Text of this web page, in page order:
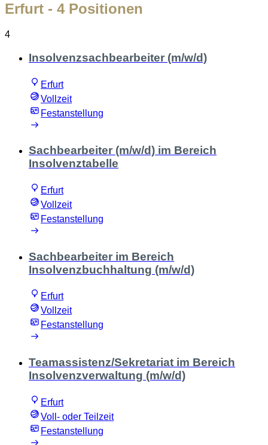
Erfurt - 4 Positionen
4
Insolvenzsachbearbeiter (m/w/d)
Erfurt
Vollzeit
Festanstellung
Sachbearbeiter (m/w/d) im Bereich
Insolvenztabelle
Erfurt
Vollzeit
Festanstellung
Sachbearbeiter im Bereich
Insolvenzbuchhaltung (m/w/d)
Erfurt
Vollzeit
Festanstellung
Teamassistenz/Sekretariat im Bereich
Insolvenzverwaltung (m/w/d)
Erfurt
Voll- oder Teilzeit
Festanstellung